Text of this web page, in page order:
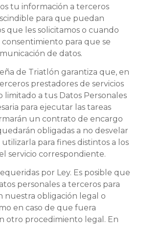
tu información a terceros
para que puedan
que les solicitamos o cuando
para que se
de datos.
de Triatlón garantiza que, en
prestadores de servicios
limitado a tus Datos Personales
para ejecutar las tareas
un contrato de encargo
obligadas a no desvelar
utilizarla para fines distintos a los
servicio correspondiente.
por Ley. Es posible que
personales a terceros para
nuestra obligación legal o
en caso de que fuera
otro procedimiento legal. En